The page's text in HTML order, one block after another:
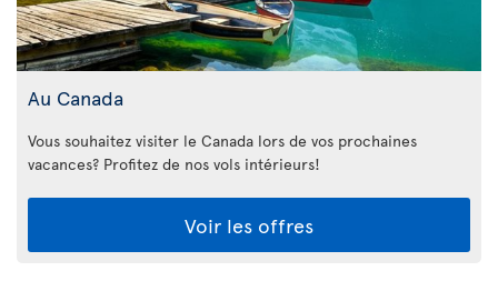
Au Canada
Vous souhaitez visiter le Canada lors de vos prochaines
vacances? Profitez de nos vols intérieurs!
Voir les offres